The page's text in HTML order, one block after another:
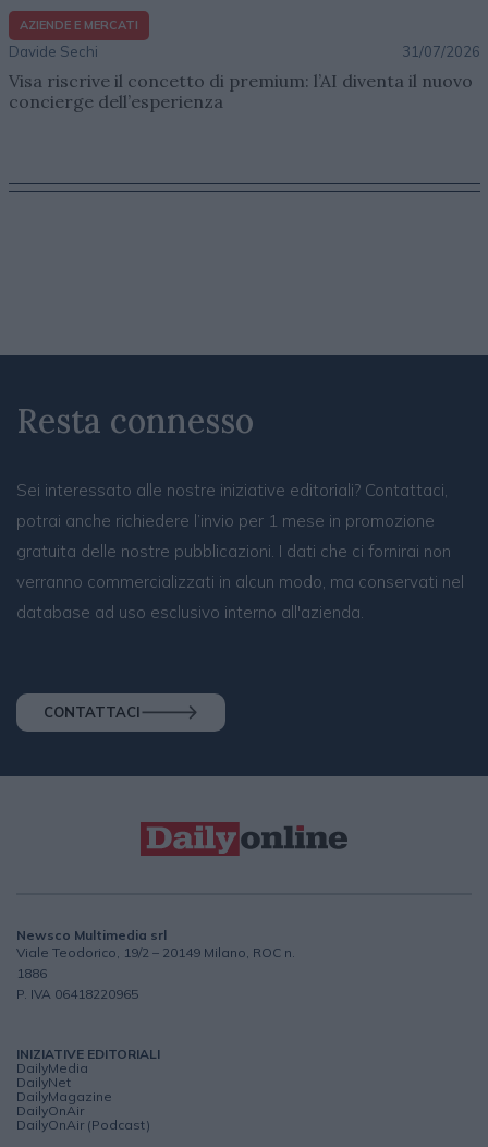
AZIENDE E MERCATI
Davide Sechi 31/07/2026
Visa riscrive il concetto di premium: l’AI diventa il nuovo
concierge dell’esperienza
Resta connesso
Sei interessato alle nostre iniziative editoriali? Contattaci,
potrai anche richiedere l’invio per 1 mese in promozione
gratuita delle nostre pubblicazioni. I dati che ci fornirai non
verranno commercializzati in alcun modo, ma conservati nel
database ad uso esclusivo interno all'azienda.
CONTATTACI
Newsco Multimedia srl
Viale Teodorico, 19/2 – 20149 Milano, ROC n.
1886
P. IVA 06418220965
INIZIATIVE EDITORIALI
DailyMedia
DailyNet
DailyMagazine
DailyOnAir
DailyOnAir (Podcast)